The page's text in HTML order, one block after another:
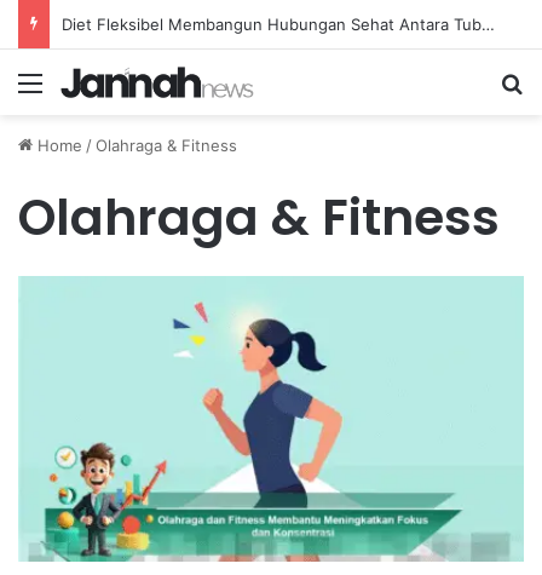
Diet Fleksibel Membangun Hubungan Sehat Antara Tubuh dan Makanan Sehari-hari
Menu
Home /Olahraga & Fitness
Olahraga & Fitness